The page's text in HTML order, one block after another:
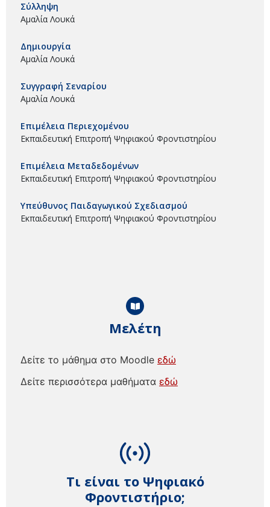
Τι είναι το Ψηφιακό
Φροντιστήριο;
Μελέτη
Δείτε το μάθημα στο Moodle εδώ
Δείτε περισσότερα μαθήματα εδώ
Σύλληψη
Αμαλία Λουκά
Δημιουργία
Αμαλία Λουκά
Συγγραφή Σεναρίου
Αμαλία Λουκά
Επιμέλεια Περιεχομένου
Εκπαιδευτική Επιτροπή Ψηφιακού Φροντιστηρίου
Επιμέλεια Μεταδεδομένων
Εκπαιδευτική Επιτροπή Ψηφιακού Φροντιστηρίου
Υπεύθυνος Παιδαγωγικού Σχεδιασμού
Εκπαιδευτική Επιτροπή Ψηφιακού Φροντιστηρίου